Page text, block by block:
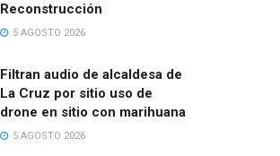
Reconstrucción
5 AGOSTO 2026
Filtran audio de alcaldesa de
La Cruz por sitio uso de
drone en sitio con marihuana
5 AGOSTO 2026